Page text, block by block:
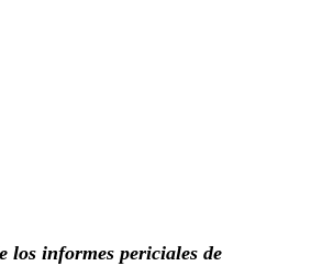
los informes periciales de